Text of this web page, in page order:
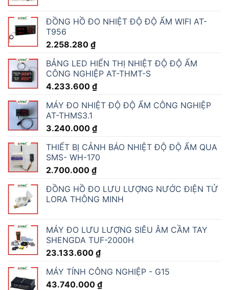
ĐỒNG HỒ ĐO NHIỆT ĐỘ ĐỘ ẨM WIFI AT-
T956
2.258.280 ₫
BẢNG LED HIỂN THỊ NHIỆT ĐỘ ĐỘ ẨM
CÔNG NGHIỆP AT-THMT-S
4.233.600 ₫
MÁY ĐO NHIỆT ĐỘ ĐỘ ẨM CÔNG NGHIỆP
AT-THMS3.1
3.240.000 ₫
THIẾT BỊ CẢNH BÁO NHIỆT ĐỘ ĐỘ ẨM QUA
SMS- WH-170
2.700.000 ₫
ĐỒNG HỒ ĐO LƯU LƯỢNG NƯỚC ĐIỆN TỬ
LORA THÔNG MINH
MÁY ĐO LƯU LƯỢNG SIÊU ÂM CẦM TAY
SHENGDA TUF-2000H
23.133.600 ₫
MÁY TÍNH CÔNG NGHIỆP - G15
43.740.000 ₫